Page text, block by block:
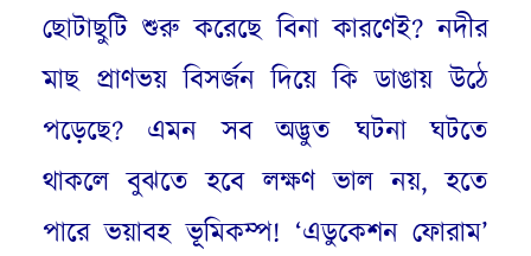
ছোটাছুটি শুরু করেছে বিনা কারণেই? নদীর
মাছ প্রাণভয় বিসর্জন দিয়ে কি ডাঙায় উঠে
পড়েছে? এমন সব অদ্ভুত ঘটনা ঘটতে
থাকলে বুঝতে হবে লক্ষণ ভাল নয়, হতে
পারে ভয়াবহ ভূমিকম্প! ‘এডুকেশন ফোরাম’